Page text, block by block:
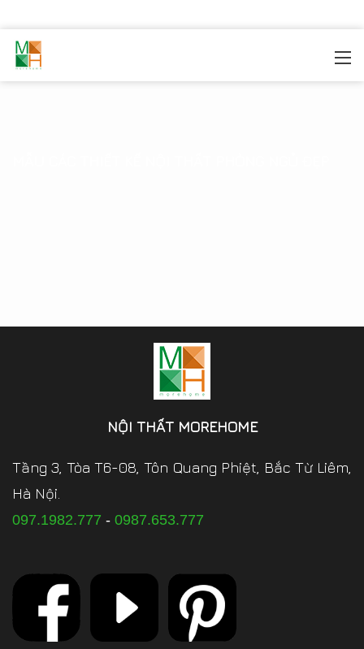
KẾ
NỘI THẤT MOREHOME
Tầng 3, Tòa T6-08, Tôn Quang Phiệt, Bắc Từ Liêm,
Hà Nội.
097.1982.777 - 0987.653.777